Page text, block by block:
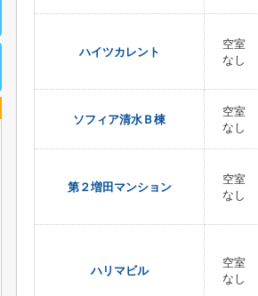
ハイツカレント
空室
なし
ソフィア清水Ｂ棟
空室
なし
第２増田マンション
空室
なし
ハリマビル
空室
なし